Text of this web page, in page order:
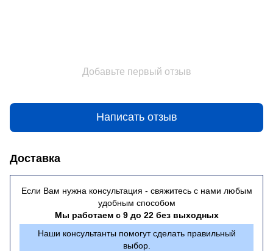
Добавьте первый отзыв
Написать отзыв
Доставка
Если Вам нужна консультация - свяжитесь с нами любым
удобным способом
Мы работаем с 9 до 22 без выходных
Наши консультанты помогут сделать правильный
выбор.